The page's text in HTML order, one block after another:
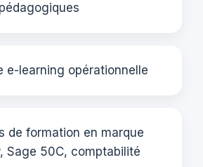
e-learning opérationnelle
de formation en marque
Sage 50C, comptabilité